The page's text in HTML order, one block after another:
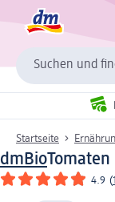
Suchen und
Startseite
dmBio
4.9 (